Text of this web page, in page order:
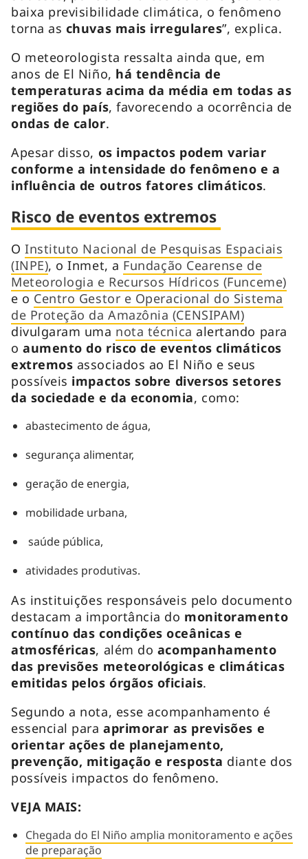
baixa previsibilidade climática, o fenômeno
torna as chuvas mais irregulares”, explica.
O meteorologista ressalta ainda que, em
anos de El Niño, há tendência de
temperaturas acima da média em todas as
regiões do país, favorecendo a ocorrência de
ondas de calor.
Apesar disso, os impactos podem variar
conforme a intensidade do fenômeno e a
influência de outros fatores climáticos.
Risco de eventos extremos
OInstituto Nacional de Pesquisas Espaciais
(INPE), o Inmet, a Fundação Cearense de
Meteorologia e Recursos Hídricos (Funceme)
e o Centro Gestor e Operacional do Sistema
de Proteção da Amazônia (CENSIPAM)
divulgaram uma nota técnica alertando para
oaumento do risco de eventos climáticos
extremos associados ao El Niño e seus
possíveis impactos sobre diversos setores
da sociedade e da economia, como:
abastecimento de água,
segurança alimentar,
geração de energia,
mobilidade urbana,
saúde pública,
atividades produtivas.
As instituições responsáveis pelo documento
destacam a importância do monitoramento
contínuo das condições oceânicas e
atmosféricas, além do acompanhamento
das previsões meteorológicas e climáticas
emitidas pelos órgãos oficiais.
Segundo a nota, esse acompanhamento é
essencial paraaprimorar as previsões e
orientar ações de planejamento,
prevenção, mitigação e resposta diante dos
possíveis impactos do fenômeno.
VEJA MAIS:
Chegada do El Niño amplia monitoramento e ações
de preparação